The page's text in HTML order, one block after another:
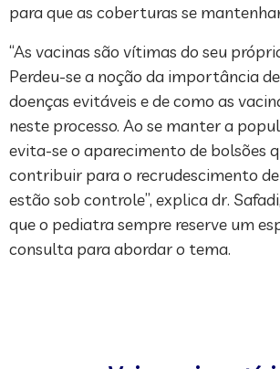
para que as coberturas se
“As vacinas são vítimas do seu
Perdeu-se a noção da importância
doenças evitáveis e de como as
neste processo. Ao se manter a
evita-se o aparecimento de bolsões
contribuir para o recrudescimento
estão sob controle”, explica dr.
que o pediatra sempre reserve um
consulta para abordar o tema.